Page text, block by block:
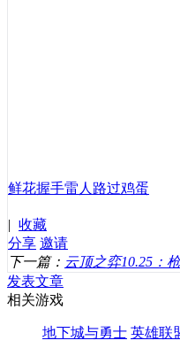
鲜花握手雷人 路过鸡蛋
| 收藏
分享 邀请
下一篇： 云顶之弈10.25：
发表文章
相关游戏
地下城与勇士 英雄联